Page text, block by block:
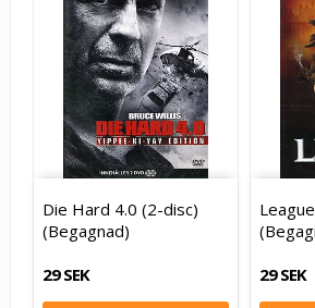
Die Hard 4.0 (2-disc)
(Begagnad)
29 SEK
29 SEK